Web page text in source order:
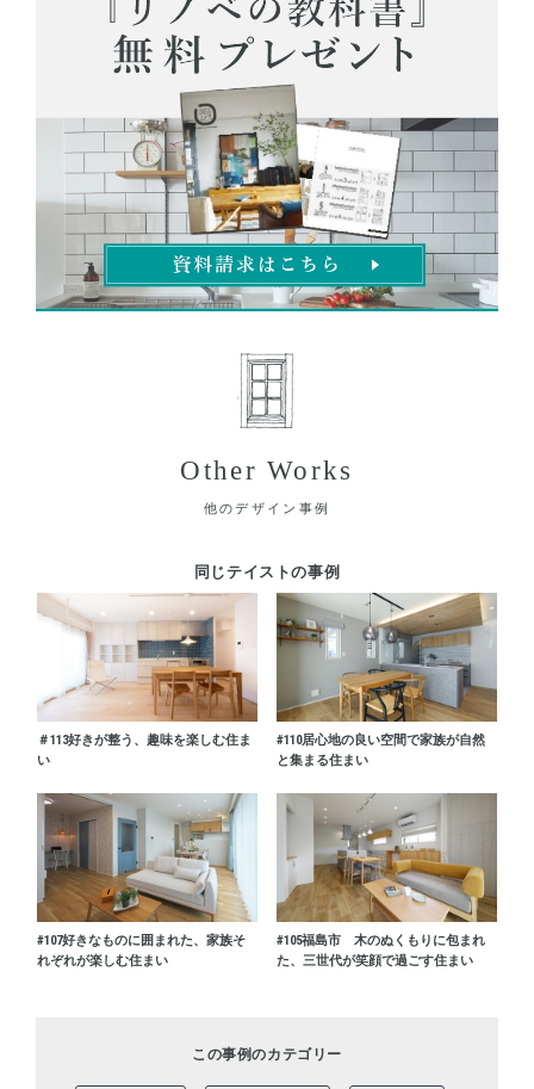
Other Works
他のデザイン事例
同じテイストの事例
＃113好きが整う、趣味を楽しむ住ま
い
#110居心地の良い空間で家族が自然
と集まる住まい
#107好きなものに囲まれた、家族そ
れぞれが楽しむ住まい
#105福島市 木のぬくもりに包まれ
た、三世代が笑顔で過ごす住まい
この事例のカテゴリー